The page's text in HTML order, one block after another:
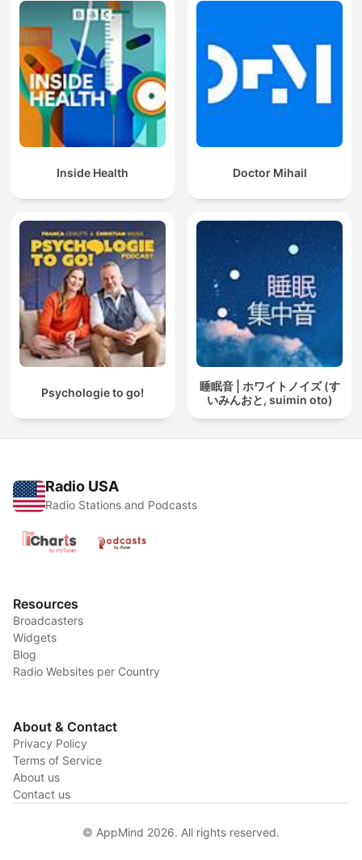
Inside Health Doctor Mihail
Psychologie to go!
睡眠音 | ホワイトノイズ (す
いみんおと, suimin oto)
Radio USA
Radio Stations and Podcasts
Resources
Broadcasters
Widgets
Blog
Radio Websites per Country
About & Contact
Privacy Policy
Terms of Service
About us
Contact us
© AppMind 2026. All rights reserved.